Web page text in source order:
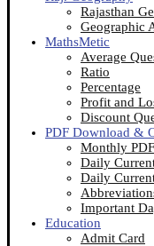
Rajasthan
Geographic
MathsMetic
Average
Ratio
Percentage
Profit and
Discount
PDF Download &
Monthly
Daily
Daily
Important
Education
Admit Card